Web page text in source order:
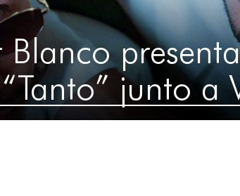
Blanco
“Tanto” junto a